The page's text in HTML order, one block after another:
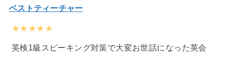
ベストティーチャー
★★★★★
英検1級スピーキング対策で大変お世話になった英会